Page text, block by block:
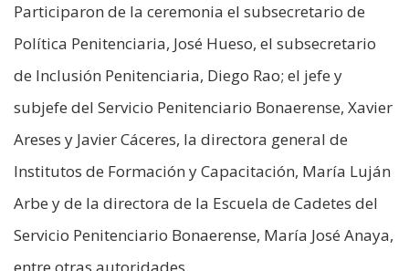
Participaron de la ceremonia el subsecretario de
Política Penitenciaria, José Hueso, el subsecretario
de Inclusión Penitenciaria, Diego Rao; el jefe y
subjefe del Servicio Penitenciario Bonaerense, Xavier
Areses y Javier Cáceres, la directora general de
Institutos de Formación y Capacitación, María Luján
Arbe y de la directora de la Escuela de Cadetes del
Servicio Penitenciario Bonaerense, María José Anaya,